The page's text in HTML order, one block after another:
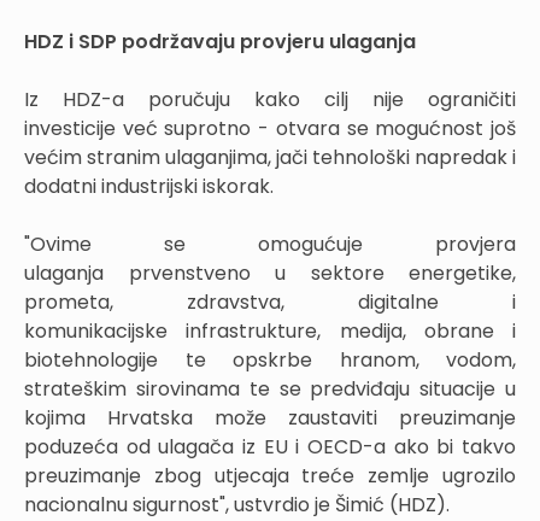
HDZ i SDP podržavaju provjeru ulaganja
Iz HDZ-a poručuju kako cilj nije ograničiti
investicije već suprotno - otvara se mogućnost još
većim stranim ulaganjima, jači tehnološki napredak i
dodatni industrijski iskorak.
"Ovime se omogućuje provjera
ulaganja prvenstveno u sektore energetike,
prometa, zdravstva, digitalne i
komunikacijske infrastrukture, medija, obrane i
biotehnologije te opskrbe hranom, vodom,
strateškim sirovinama te se predviđaju situacije u
kojima Hrvatska može zaustaviti preuzimanje
poduzeća od ulagača iz EU i OECD-a ako bi takvo
preuzimanje zbog utjecaja treće zemlje ugrozilo
nacionalnu sigurnost", ustvrdio je Šimić (HDZ).